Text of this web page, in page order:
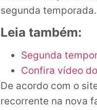
segunda temporada.
Leia também:
Segunda
Confira vídeo
De acordo com o
recorrente na nova